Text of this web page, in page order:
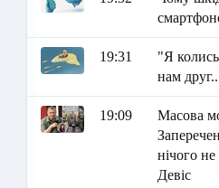
19:31
"Я колись
нам
19:09
Масова
нічого
Девіс